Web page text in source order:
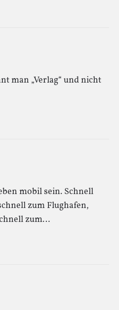
man „Verlag“ und nicht
mobil sein. Schnell
zum Flughafen,
zum…